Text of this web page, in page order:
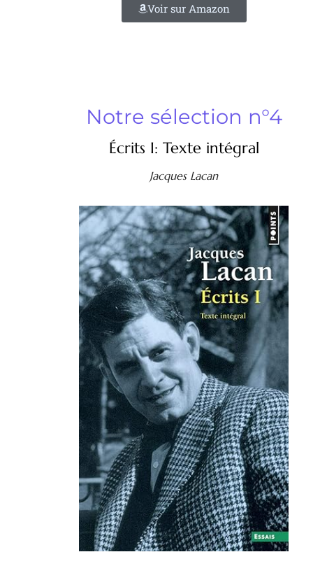
Voir sur Amazon
Notre sélection n°4
Écrits I: Texte intégral
Jacques Lacan